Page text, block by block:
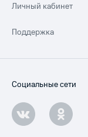
Личный кабинет
Поддержка
Социальные сети